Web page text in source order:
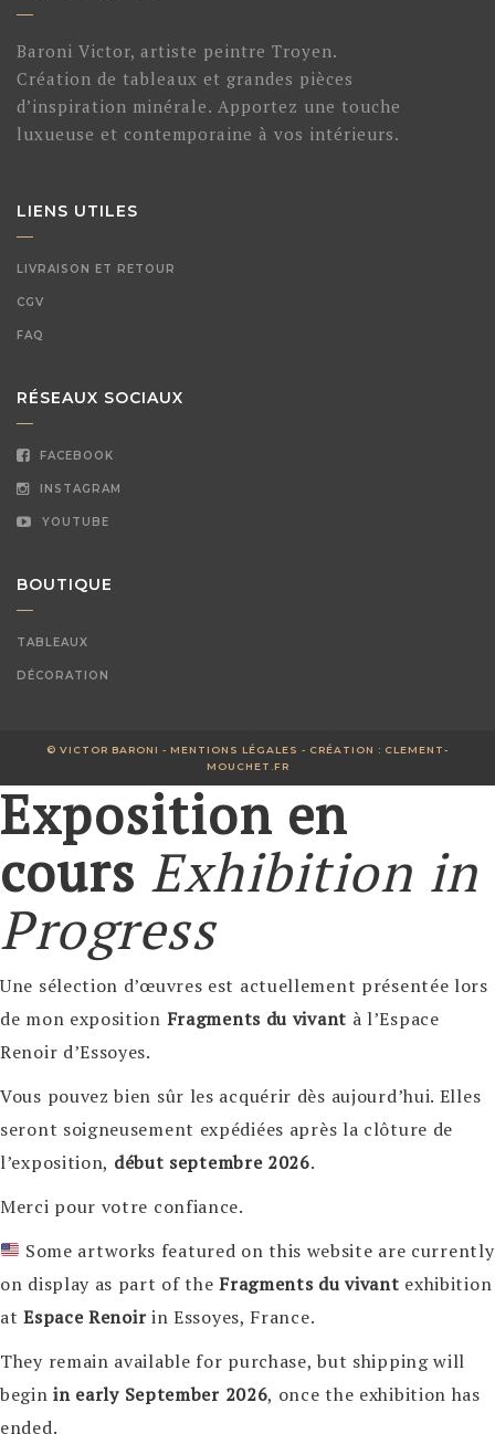
Baroni Victor, artiste peintre Troyen.
Création de tableaux et grandes pièces
d’inspiration minérale. Apportez une touche
luxueuse et contemporaine à vos intérieurs.
LIENS UTILES
LIVRAISON ET RETOUR
CGV
FAQ
RÉSEAUX SOCIAUX
FACEBOOK
INSTAGRAM
YOUTUBE
BOUTIQUE
TABLEAUX
DÉCORATION
© VICTOR BARONI - MENTIONS LÉGALES - CRÉATION : CLEMENT-
MOUCHET.FR
Exposition en
cours Exhibition in
Progress
Une sélection d’œuvres est actuellement présentée lors
de mon exposition Fragments du vivant à l’Espace
Renoir d’Essoyes.
Vous pouvez bien sûr les acquérir dès aujourd’hui. Elles
seront soigneusement expédiées après la clôture de
l’exposition, début septembre 2026.
Merci pour votre confiance.
Some artworks featured on this website are currently
on display as part of theFragments du vivant exhibition
atEspace Renoirin Essoyes, France.
They remain available for purchase, but shipping will
beginin early September 2026, once the exhibition has
ended.